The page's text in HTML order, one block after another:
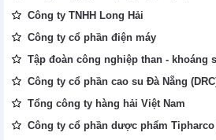
Công ty TNHH Long Hải
Công ty cổ phần điện máy
Tập đoàn công nghiệp than - khoáng
Công ty cổ phần cao su Đà Nẵng
Tổng công ty hàng hải Việt Nam
Công ty cổ phần dược phẩm Tipharco